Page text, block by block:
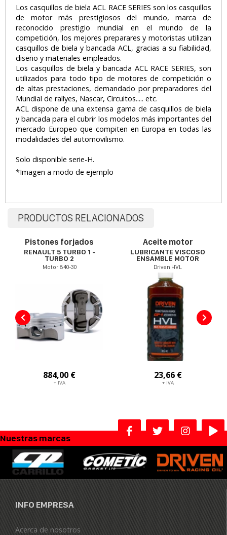
Los casquillos de biela ACL RACE SERIES son los casquillos
de motor más prestigiosos del mundo, marca de
reconocido prestigio mundial en el mundo de la
competición, los mejores preparares y motoristas utilizan
casquillos de biela y bancada ACL, gracias a su fiabilidad,
diseño y materiales empleados.
Los casquillos de biela y bancada ACL RACE SERIES, son
utilizados para todo tipo de motores de competición o
de altas prestaciones, demandado por preparadores del
Mundial de rallyes, Nascar, Circuitos..... etc.
ACL dispone de una extensa gama de casquillos de biela
y bancada para el cubrir los modelos más importantes del
mercado Europeo que compiten en Europa en todas las
modalidades del automovilismo.
Solo disponible serie-H.
*Imagen a modo de ejemplo
PRODUCTOS RELACIONADOS
Pistones forjados
RENAULT 5 TURBO 1 -
TURBO 2
Motor 840-30
884,00 €
+ IVA
Aceite motor
LUBRICANTE VISCOSO
ENSAMBLE MOTOR
Driven HVL
23,66 €
+ IVA
Nuestras marcas
INFO EMPRESA
Acerca de nosotros